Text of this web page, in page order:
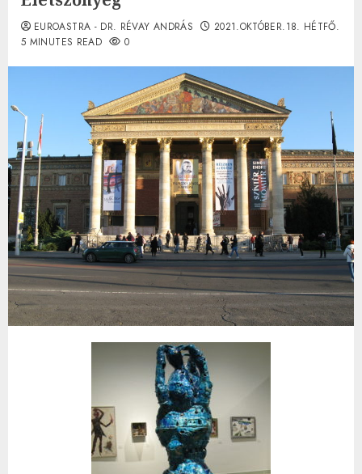
EUROASTRA - DR. RÉVAY ANDRÁS
2021.OKTÓBER.18. HÉTFŐ.
5 MINUTES READ
0